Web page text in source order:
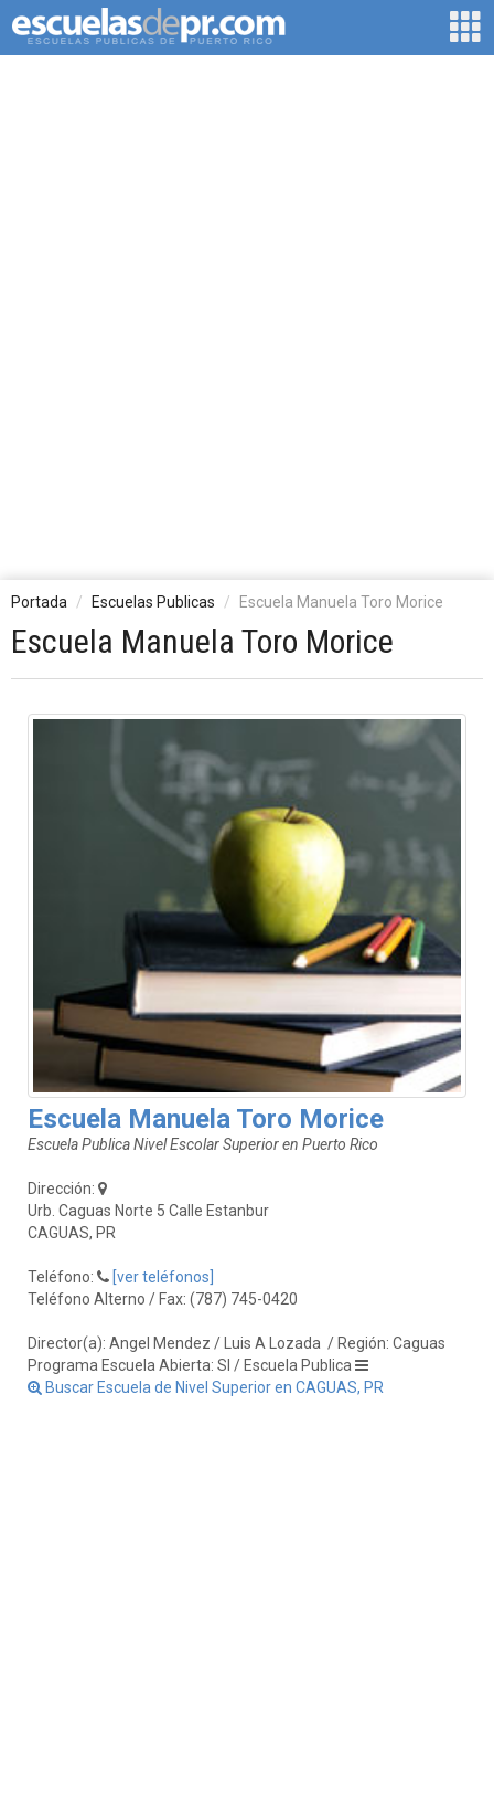
Portada Escuelas Publicas Escuela Manuela Toro Morice
Escuela Manuela Toro Morice
Escuela Manuela Toro Morice
Escuela Publica Nivel Escolar Superior en Puerto Rico
Dirección:
Urb. Caguas Norte 5 Calle Estanbur
CAGUAS, PR
Teléfono:
[ver teléfonos]
Teléfono Alterno / Fax: (787) 745-0420
Director(a): Angel Mendez / Luis A Lozada / Región: Caguas
Programa Escuela Abierta: SI / Escuela Publica
Buscar Escuela de Nivel Superior en CAGUAS, PR